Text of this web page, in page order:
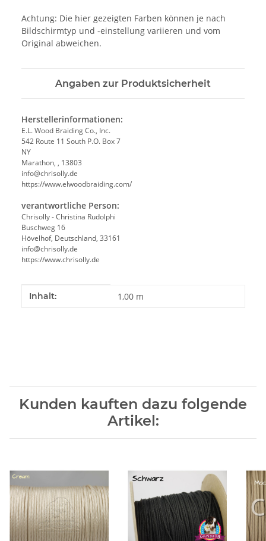
Achtung: Die hier gezeigten Farben können je nach
Bildschirmtyp und -einstellung variieren und vom
Original abweichen.
Angaben zur Produktsicherheit
Herstellerinformationen:
E.L. Wood Braiding Co., Inc.
542 Route 11 South P.O. Box 7
NY
Marathon, , 13803
info@chrisolly.de
https://www.elwoodbraiding.com/
verantwortliche Person:
Chrisolly - Christina Rudolphi
Buschweg 16
Hövelhof, Deutschland, 33161
info@chrisolly.de
https://www.chrisolly.de
Produkteigenschaft
Wert
Inhalt: 1,00 m
Kunden kauften dazu folgende
Artikel: